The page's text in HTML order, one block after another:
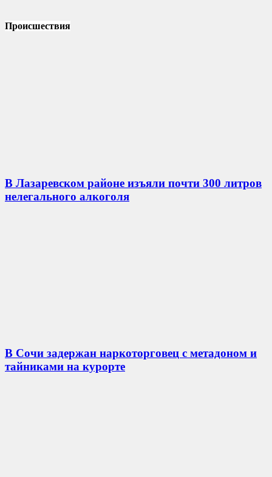
Происшествия
В Лазаревском районе изъяли почти 300 литров
нелегального алкоголя
В Сочи задержан наркоторговец с метадоном и
тайниками на курорте